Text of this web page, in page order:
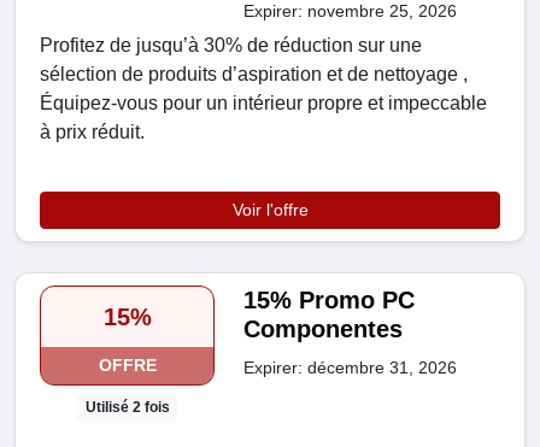
Expirer: novembre 25, 2026
Profitez de jusqu’à 30% de réduction sur une
sélection de produits d’aspiration et de nettoyage ,
Équipez-vous pour un intérieur propre et impeccable
à prix réduit.
Voir l'offre
15%
OFFRE
Utilisé 2 fois
15% Promo PC
Componentes
Expirer: décembre 31, 2026